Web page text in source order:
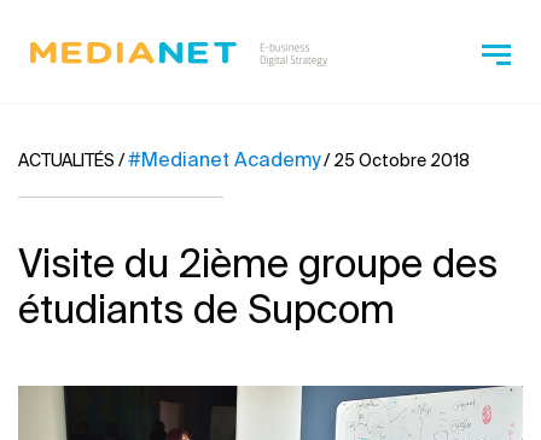
ACTUALITÉS /#Medianet Academy/ 25 Octobre 2018
Visite du 2ième groupe des
étudiants de Supcom